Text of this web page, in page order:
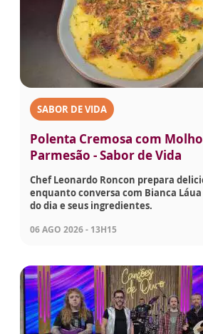
SABOR DE VIDA
Polenta Cremosa com
Parmesão - Sabor de Vida
Chef Leonardo Roncon prepara
enquanto conversa com Bianca
do dia e seus ingredientes.
06 AGO 2026 - 13H15